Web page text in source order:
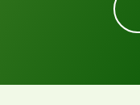
nhập